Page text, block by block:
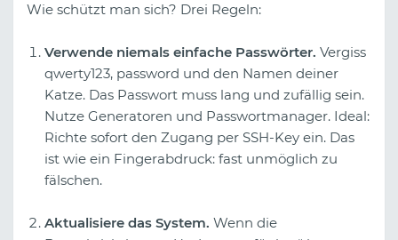
Wie schützt man sich? Drei Regeln:
Verwende niemals einfache Passwörter. Vergiss
qwerty123, password und den Namen deiner
Katze. Das Passwort muss lang und zufällig sein.
Nutze Generatoren und Passwortmanager. Ideal:
Richte sofort den Zugang per SSH-Key ein. Das
ist wie ein Fingerabdruck: fast unmöglich zu
fälschen.
Aktualisiere das System. Wenn die